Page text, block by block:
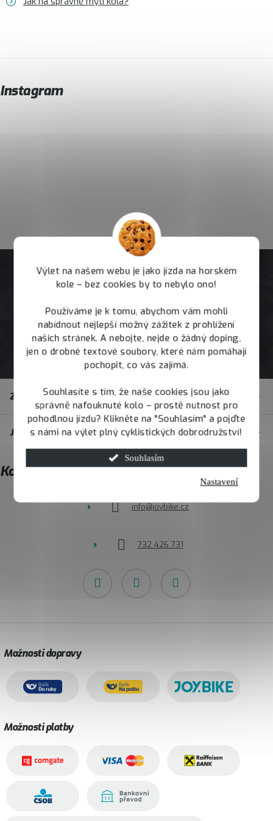
Výlet na našem webu je jako jízda na horském
kole – bez cookies by to nebylo ono!
Používáme je k tomu, abychom vám mohli
nabídnout nejlepší možný zážitek z prohlížení
našich stránek. A nebojte, nejde o žádný doping,
jen o drobné textové soubory, které nám pomáhají
pochopit, co vás zajímá.
Souhlasíte s tím, že naše cookies jsou jako
správně nafouknuté kolo – prostě nutnost pro
pohodlnou jízdu? Klikněte na "Souhlasím" a pojďte
s námi na výlet plný cyklistických dobrodružství!
Souhlasím
Nastavení
Instagram
t
í
Zákaznický servis
JOY.BIKE
Kontakt
info@joybike.cz
732 426 731
Možnosti dopravy
Možnosti platby